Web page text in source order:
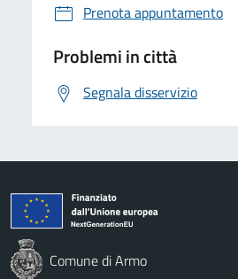
Prenota appuntamento
Problemi in città
Segnala disservizio
Comune di Armo